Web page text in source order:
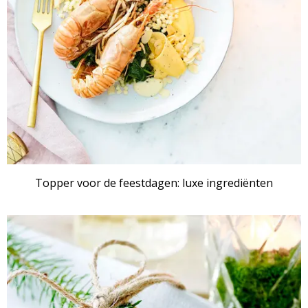
Topper voor de feestdagen: luxe ingrediënten